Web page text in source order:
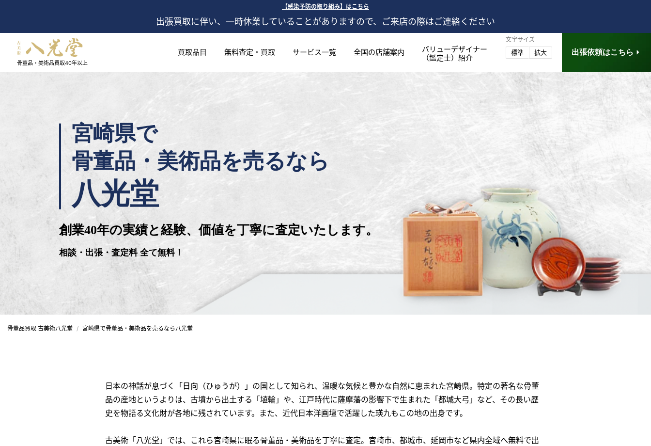
【感染予防の取り組み】はこちら
出張買取に伴い、一時休業していることがありますので、ご来店の際はご連絡ください
骨董品・美術品買取40年以上
買取品目 無料査定・買取 サービス一覧 全国の店舗案内
バリューデザイナー
（鑑定士）紹介
文字サイズ
標準 拡大 出張依頼はこちら
宮崎県で
骨董品・美術品を売るなら
八光堂
創業40年の実績と経験、価値を丁寧に査定いたします。
相談・出張・査定料 全て無料！
骨董品買取 古美術八光堂 宮崎県で骨董品・美術品を売るなら八光堂
日本の神話が息づく「日向（ひゅうが）」の国として知られ、温暖な気候と豊かな自然に恵まれた宮崎県。特定の著名な骨董
品の産地というよりは、古墳から出土する「埴輪」や、江戸時代に薩摩藩の影響下で生まれた「都城大弓」など、その長い歴
史を物語る文化財が各地に残されています。また、近代日本洋画壇で活躍した瑛九もこの地の出身です。
古美術「八光堂」では、これら宮崎県に眠る骨董品・美術品を丁寧に査定。宮崎市、都城市、延岡市など県内全域へ無料で出